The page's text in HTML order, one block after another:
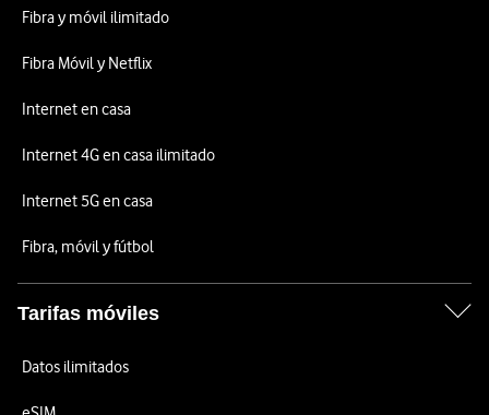
Fibra y móvil ilimitado
Fibra Móvil y Netflix
Internet en casa
Internet 4G en casa ilimitado
Internet 5G en casa
Fibra, móvil y fútbol
Tarifas móviles
Datos ilimitados